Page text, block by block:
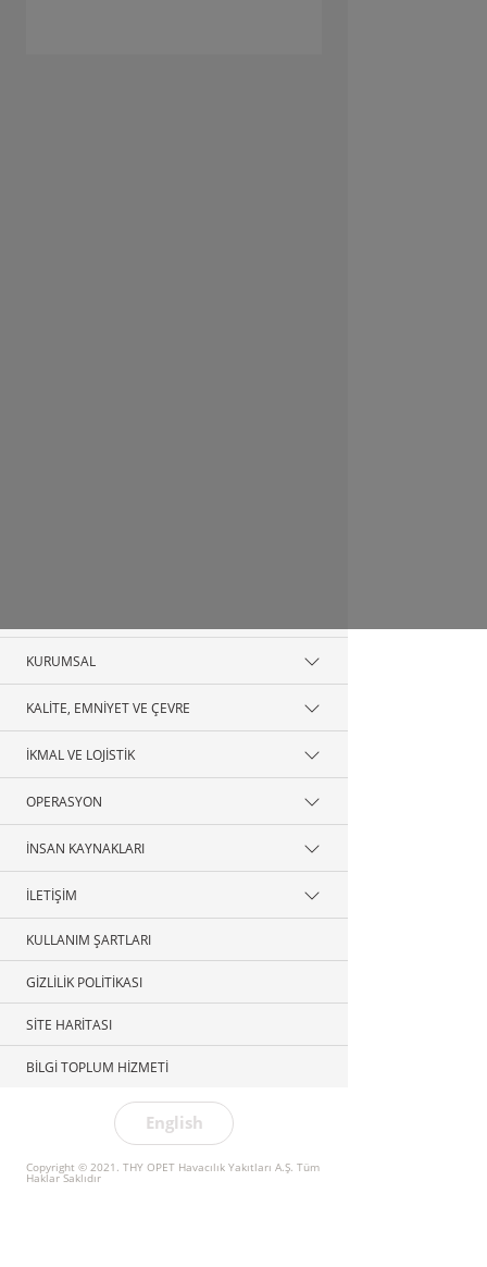
KURUMSAL
KALİTE, EMNİYET VE ÇEVRE
İKMAL VE LOJİSTİK
OPERASYON
İNSAN KAYNAKLARI
İLETİŞİM
KULLANIM ŞARTLARI
GİZLİLİK POLİTİKASI
SİTE HARİTASI
BİLGİ TOPLUM HİZMETİ
Copyright © 2021. THY OPET Havacılık Yakıtları A.Ş. Tüm
Haklar Saklıdır
English